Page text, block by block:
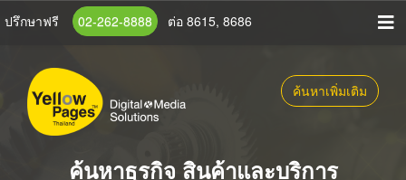
ข้าม
เนื้อหา
ปรึกษาฟรี 02-262-8888 ต่อ 8615, 8686
ค้นหาเพิ่มเติม
ค้นหาธุรกิจ สินค้าและบริการ